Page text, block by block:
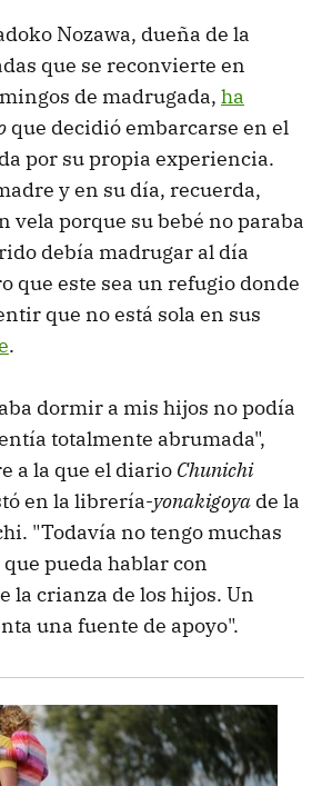
Nozawa, dueña de la
que se reconvierte en
de madrugada, ha
que decidió embarcarse en el
por su propia experiencia.
y en su día, recuerda,
vela porque su bebé no paraba
debía madrugar al día
que este sea un refugio donde
que no está sola en sus
.
dormir a mis hijos no podía
totalmente abrumada",
a la que el diario Chunichi
en la librería-yonakigoya de la
"Todavía no tengo muchas
pueda hablar con
la crianza de los hijos. Un
una fuente de apoyo".